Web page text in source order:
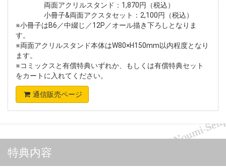
両面アクリルスタンド：1,870円（税込）
小冊子&両面アクスタセット：2,100円（税込）
※小冊子はB6／中綴じ／12P／オール描き下ろしとなりま
す。
※両面アクリルスタンド本体はW80×H150mm以内程度となり
ます。
※コミックスと有償特典いずれか、もしくは有償特典セット
をカートに入れてください。
通信販売ページ
特典内容